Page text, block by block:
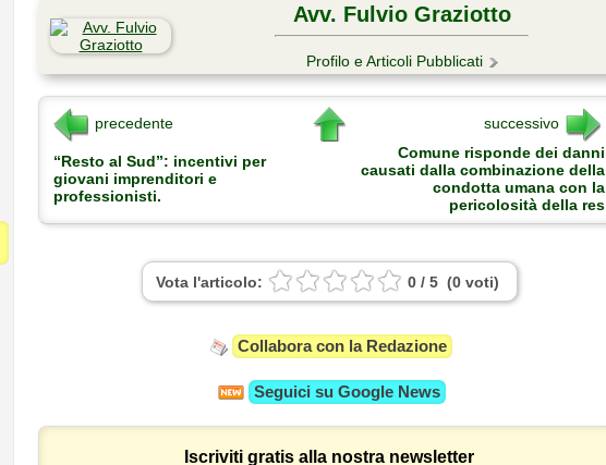
Avv. Fulvio Graziotto
Profilo e Articoli Pubblicati
precedente successivo
“Resto al Sud”: incentivi per
giovani imprenditori e
professionisti.
Comune risponde dei danni
causati dalla combinazione della
condotta umana con la
pericolosità della res
Vota l'articolo: 0/ 5 (0 voti)
Collabora con la Redazione
Seguici su Google News
Iscriviti gratis alla nostra newsletter